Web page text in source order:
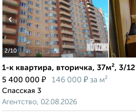
2/10
‹
1-к квартира, вторичка, 37м², 3/
5 400 000 ₽ 146 000 ₽ за м²
Спасская 3
Агентство, 02.08.2026